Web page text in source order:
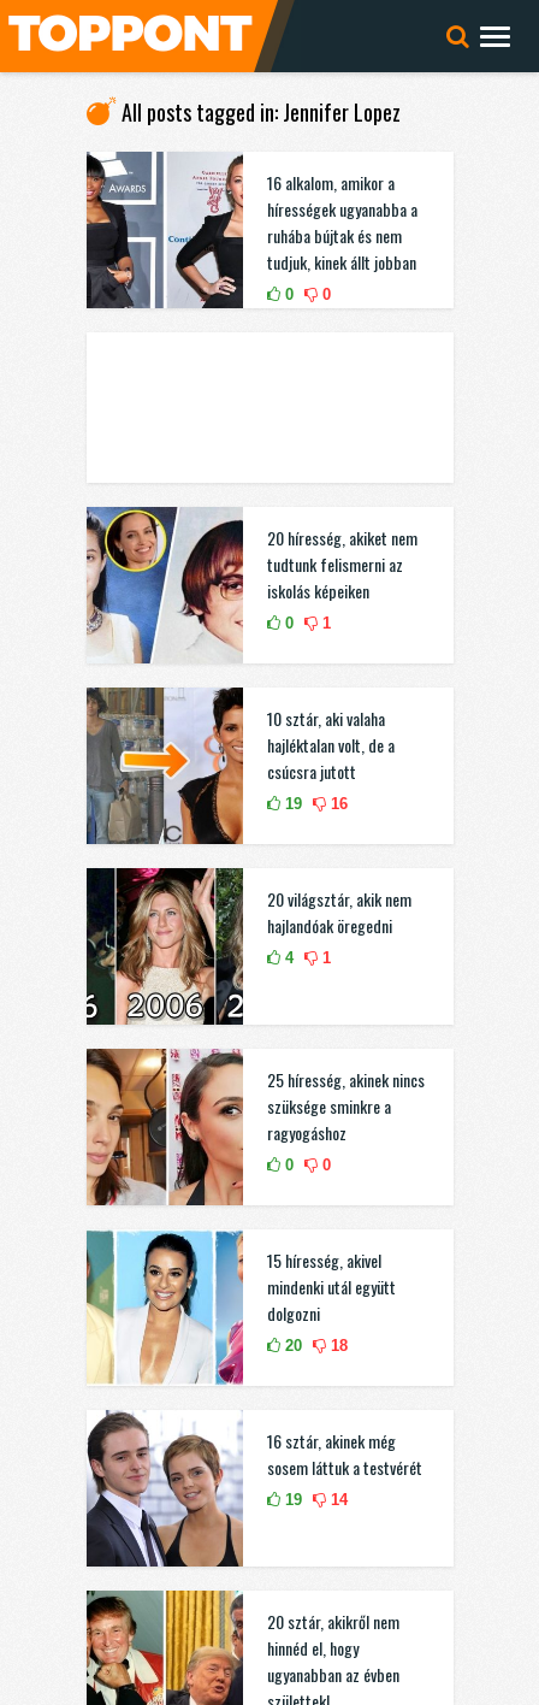
All posts tagged in: Jennifer Lopez
16 alkalom, amikor a
hírességek ugyanabba a
ruhába bújtak és nem
tudjuk, kinek állt jobban
0 0
20 híresség, akiket nem
tudtunk felismerni az
iskolás képeiken
0 1
10 sztár, aki valaha
hajléktalan volt, de a
csúcsra jutott
19 16
20 világsztár, akik nem
hajlandóak öregedni
4 1
25 híresség, akinek nincs
szüksége sminkre a
ragyogáshoz
0 0
15 híresség, akivel
mindenki utál együtt
dolgozni
20 18
16 sztár, akinek még
sosem láttuk a testvérét
19 14
20 sztár, akikről nem
hinnéd el, hogy
ugyanabban az évben